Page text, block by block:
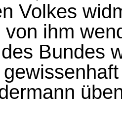
Volkes
von ihm
Bundes